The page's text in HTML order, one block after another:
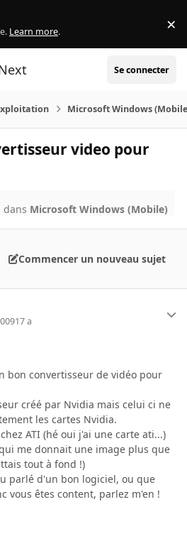
Learn more. ×
Se connecter
Microsoft Windows
video pour
dans Microsoft Windows (Mobile)
Commencer un nouveau sujet
17 a
bon convertisseur de vidéo pour
créé par Nvidia mais celui ci ne
les cartes Nvidia.
ATI (hé oui j'ai une carte ati...)
me donnait une image plus que
tout à fond !)
parlé d'un bon logiciel, ou que
vous êtes content, parlez m'en !